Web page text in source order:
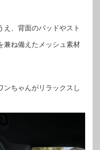
え、背面のパッドやスト
兼ね備えたメッシュ素材
ンちゃんがリラックスし